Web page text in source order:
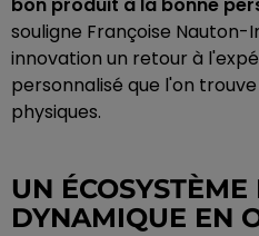
souligne Françoise Nauton-
innovation un retour à
personnalisé que l'on
physiques.
UN
DYNAMIQUE EN